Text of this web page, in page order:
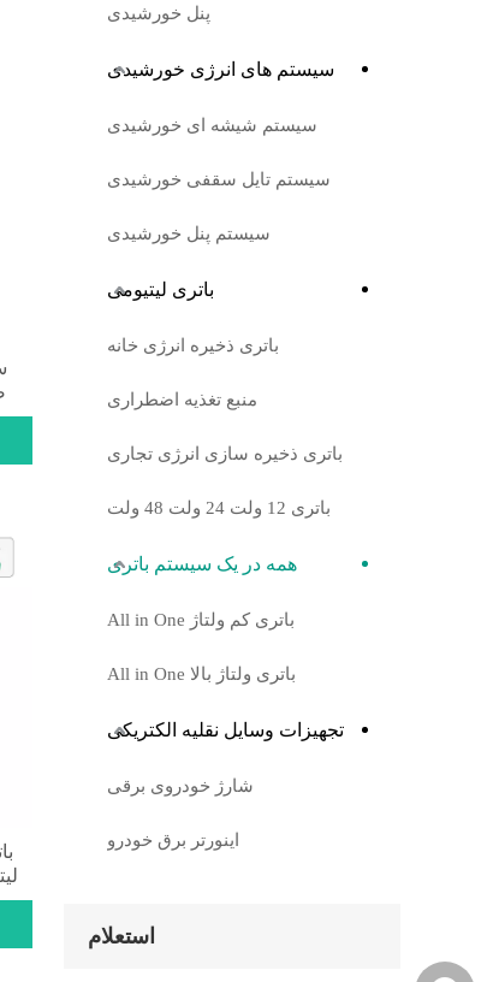
پنل خورشیدی
سیستم های انرژی خورشیدی
سیستم شیشه ای خورشیدی
سیستم تایل سقفی خورشیدی
سیستم پنل خورشیدی
باتری لیتیومی
باتری ذخیره انرژی خانه
منبع تغذیه اضطراری
باتری ذخیره سازی انرژی تجاری
باتری 12 ولت 24 ولت 48 ولت
همه در یک سیستم باتری
باتری کم ولتاژ All in One
باتری ولتاژ بالا All in One
تجهیزات وسایل نقلیه الکتریکی
شارژ خودروی برقی
اینورتر برق خودرو
استعلام